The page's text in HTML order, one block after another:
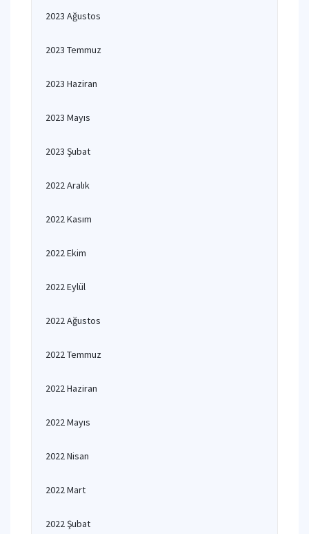
2023 Ağustos
2023 Temmuz
2023 Haziran
2023 Mayıs
2023 Şubat
2022 Aralık
2022 Kasım
2022 Ekim
2022 Eylül
2022 Ağustos
2022 Temmuz
2022 Haziran
2022 Mayıs
2022 Nisan
2022 Mart
2022 Şubat